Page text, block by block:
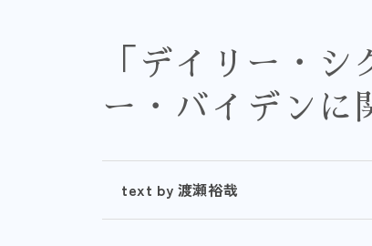
「デイリー・
ー・バイデン
text by 渡瀬裕哉